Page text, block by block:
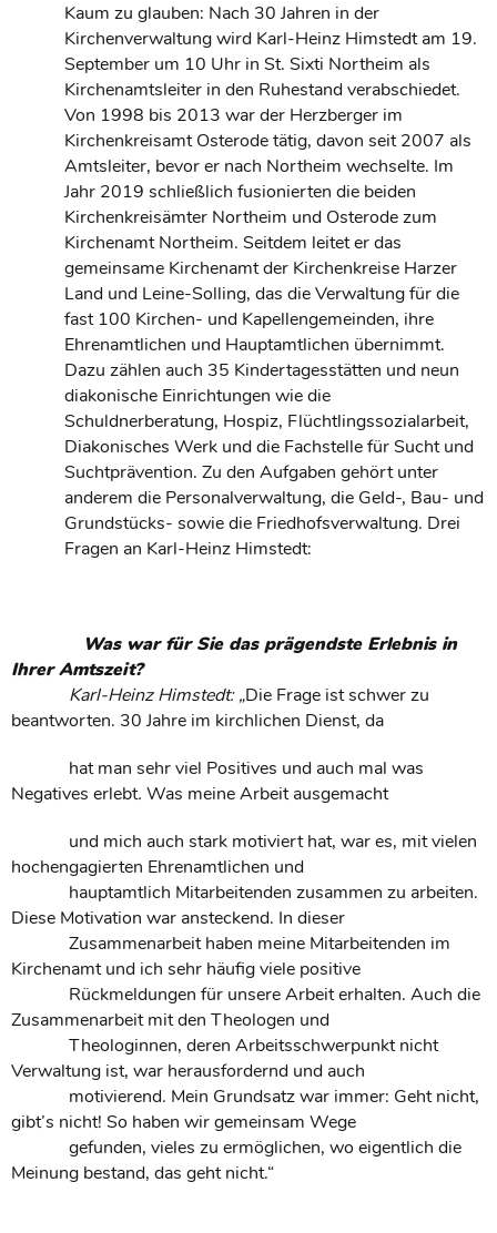
Kaum zu glauben: Nach 30 Jahren in der
Kirchenverwaltung wird Karl-Heinz Himstedt am 19.
September um 10 Uhr in St. Sixti Northeim als
Kirchenamtsleiter in den Ruhestand verabschiedet.
Von 1998 bis 2013 war der Herzberger im
Kirchenkreisamt Osterode tätig, davon seit 2007 als
Amtsleiter, bevor er nach Northeim wechselte. Im
Jahr 2019 schließlich fusionierten die beiden
Kirchenkreisämter Northeim und Osterode zum
Kirchenamt Northeim. Seitdem leitet er das
gemeinsame Kirchenamt der Kirchenkreise Harzer
Land und Leine-Solling, das die Verwaltung für die
fast 100 Kirchen- und Kapellengemeinden, ihre
Ehrenamtlichen und Hauptamtlichen übernimmt.
Dazu zählen auch 35 Kindertagesstätten und neun
diakonische Einrichtungen wie die
Schuldnerberatung, Hospiz, Flüchtlingssozialarbeit,
Diakonisches Werk und die Fachstelle für Sucht und
Suchtprävention. Zu den Aufgaben gehört unter
anderem die Personalverwaltung, die Geld-, Bau- und
Grundstücks- sowie die Friedhofsverwaltung. Drei
Fragen an Karl-Heinz Himstedt:
Was war für Sie das prägendste Erlebnis in
Ihrer Amtszeit?
Karl-Heinz Himstedt: „Die Frage ist schwer zu
beantworten. 30 Jahre im kirchlichen Dienst, da
hat man sehr viel Positives und auch mal was
Negatives erlebt. Was meine Arbeit ausgemacht
und mich auch stark motiviert hat, war es, mit vielen
hochengagierten Ehrenamtlichen und
hauptamtlich Mitarbeitenden zusammen zu arbeiten.
Diese Motivation war ansteckend. In dieser
Zusammenarbeit haben meine Mitarbeitenden im
Kirchenamt und ich sehr häufig viele positive
Rückmeldungen für unsere Arbeit erhalten. Auch die
Zusammenarbeit mit den Theologen und
Theologinnen, deren Arbeitsschwerpunkt nicht
Verwaltung ist, war herausfordernd und auch
motivierend. Mein Grundsatz war immer: Geht nicht,
gibt’s nicht! So haben wir gemeinsam Wege
gefunden, vieles zu ermöglichen, wo eigentlich die
Meinung bestand, das geht nicht.“